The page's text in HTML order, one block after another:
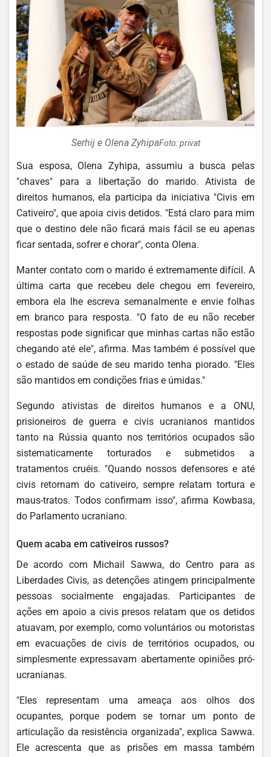
Serhij e Olena ZyhipaFoto: privat
Sua esposa, Olena Zyhipa, assumiu a busca pelas
"chaves" para a libertação do marido. Ativista de
direitos humanos, ela participa da iniciativa "Civis em
Cativeiro", que apoia civis detidos. "Está claro para mim
que o destino dele não ficará mais fácil se eu apenas
ficar sentada, sofrer e chorar", conta Olena.
Manter contato com o marido é extremamente difícil. A
última carta que recebeu dele chegou em fevereiro,
embora ela lhe escreva semanalmente e envie folhas
em branco para resposta. "O fato de eu não receber
respostas pode significar que minhas cartas não estão
chegando até ele", afirma. Mas também é possível que
o estado de saúde de seu marido tenha piorado. "Eles
são mantidos em condições frias e úmidas."
Segundo ativistas de direitos humanos e a ONU,
prisioneiros de guerra e civis ucranianos mantidos
tanto na Rússia quanto nos territórios ocupados são
sistematicamente torturados e submetidos a
tratamentos cruéis. "Quando nossos defensores e até
civis retornam do cativeiro, sempre relatam tortura e
maus-tratos. Todos confirmam isso", afirma Kowbasa,
do Parlamento ucraniano.
Quem acaba em cativeiros russos?
De acordo com Michail Sawwa, do Centro para as
Liberdades Civis, as detenções atingem principalmente
pessoas socialmente engajadas. Participantes de
ações em apoio a civis presos relatam que os detidos
atuavam, por exemplo, como voluntários ou motoristas
em evacuações de civis de territórios ocupados, ou
simplesmente expressavam abertamente opiniões pró-
ucranianas.
"Eles representam uma ameaça aos olhos dos
ocupantes, porque podem se tornar um ponto de
articulação da resistência organizada", explica Sawwa.
Ele acrescenta que as prisões em massa também